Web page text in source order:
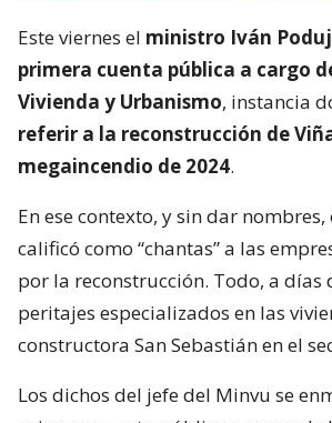
Este viernes el ministro Iván
primera cuenta pública a cargo
Vivienda y Urbanismo, instancia
referir a la reconstrucción de
megaincendio de 2024.
En ese contexto, y sin dar
calificó como “chantas” a las
por la reconstrucción. Todo, a días
peritajes especializados en las
constructora San Sebastián en el
Los dichos del jefe del Minvu se